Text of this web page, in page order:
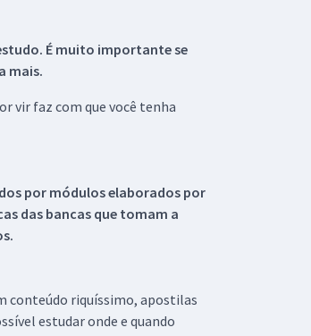
É muito importante se
mais.
vir faz com que você tenha
por módulos elaborados por
das bancas que tomam a
conteúdo riquíssimo, apostilas
estudar onde e quando